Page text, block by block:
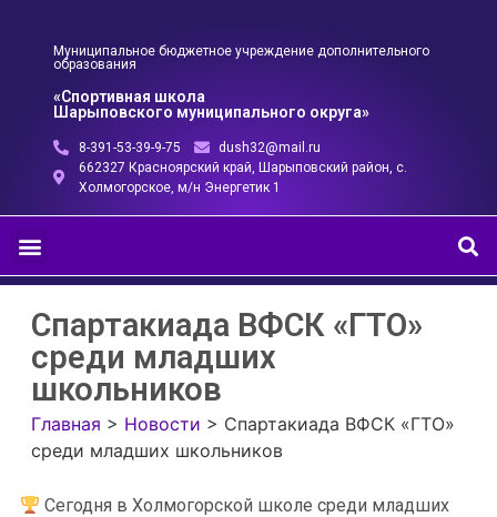
Муниципальное бюджетное учреждение дополнительного
образования
«Спортивная школа
Шарыповского муниципального округа»
8-391-53-39-9-75
dush32@mail.ru
662327 Красноярский край, Шарыповский район, с.
Холмогорское, м/н Энергетик 1
Спартакиада ВФСК «ГТО»
среди младших
школьников
Главная > Новости > Спартакиада ВФСК «ГТО»
среди младших школьников
Сегодня в Холмогорской школе среди младших